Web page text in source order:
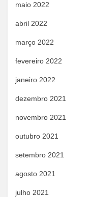
maio 2022
abril 2022
março 2022
fevereiro 2022
janeiro 2022
dezembro 2021
novembro 2021
outubro 2021
setembro 2021
agosto 2021
julho 2021